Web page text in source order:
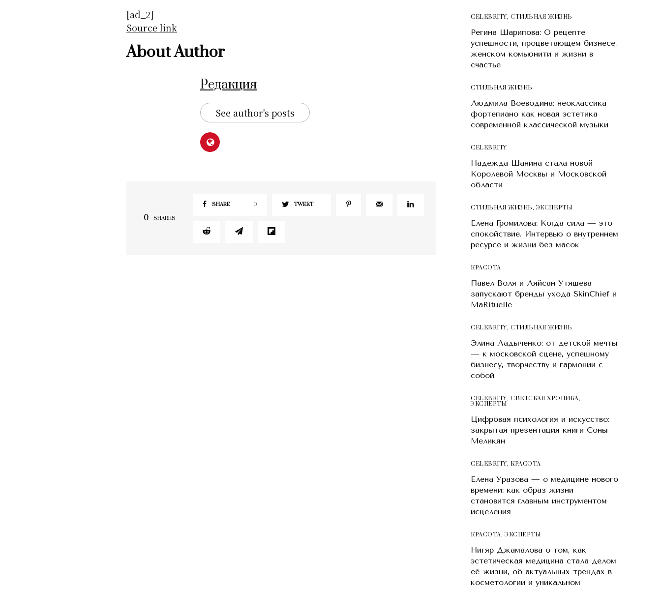
[ad_2]
Source link
About Author
Редакция
See author's posts
0 SHARES
SHARE 0 TWEET
CELEBRITY,СТИЛЬНАЯ ЖИЗНЬ
Регина Шарипова: О рецепте
успешности, процветающем бизнесе,
женском комьюнити и жизни в
счастье
СТИЛЬНАЯ ЖИЗНЬ
Людмила Воеводина: неоклассика
фортепиано как новая эстетика
современной классической музыки
CELEBRITY
Надежда Шанина стала новой
Королевой Москвы и Московской
области
СТИЛЬНАЯ ЖИЗНЬ, ЭКСПЕРТЫ
Елена Громилова: Когда сила — это
спокойствие. Интервью о внутреннем
ресурсе и жизни без масок
КРАСОТA
Павел Воля и Ляйсан Утяшева
запускают бренды ухода SkinChief и
MaRituelle
CELEBRITY,СТИЛЬНАЯ ЖИЗНЬ
Элина Ладыченко: от детской мечты
— к московской сцене, успешному
бизнесу, творчеству и гармонии с
собой
CELEBRITY,СВЕТСКАЯ ХРОНИКА,
ЭКСПЕРТЫ
Цифровая психология и искусство:
закрытая презентация книги Соны
Меликян
CELEBRITY, КРАСОТA
Елена Уразова — о медицине нового
времени: как образ жизни
становится главным инструментом
исцеления
КРАСОТA, ЭКСПЕРТЫ
Нигяр Джамалова о том, как
эстетическая медицина стала делом
её жизни, об актуальных трендах в
косметологии и уникальном